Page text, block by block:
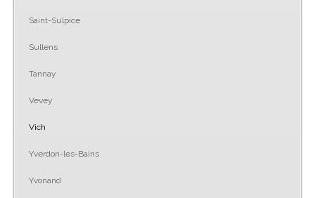
Saint-Sulpice
Sullens
Tannay
Vevey
Vich
Yverdon-les-Bains
Yvonand